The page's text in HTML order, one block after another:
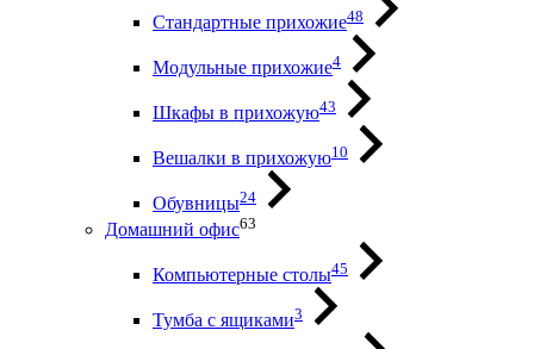
Стандартные прихожие48
Модульные прихожие4
Шкафы в прихожую43
Вешалки в прихожую10
Обувницы24
Домашний офис63
Компьютерные столы45
Тумба с ящиками3